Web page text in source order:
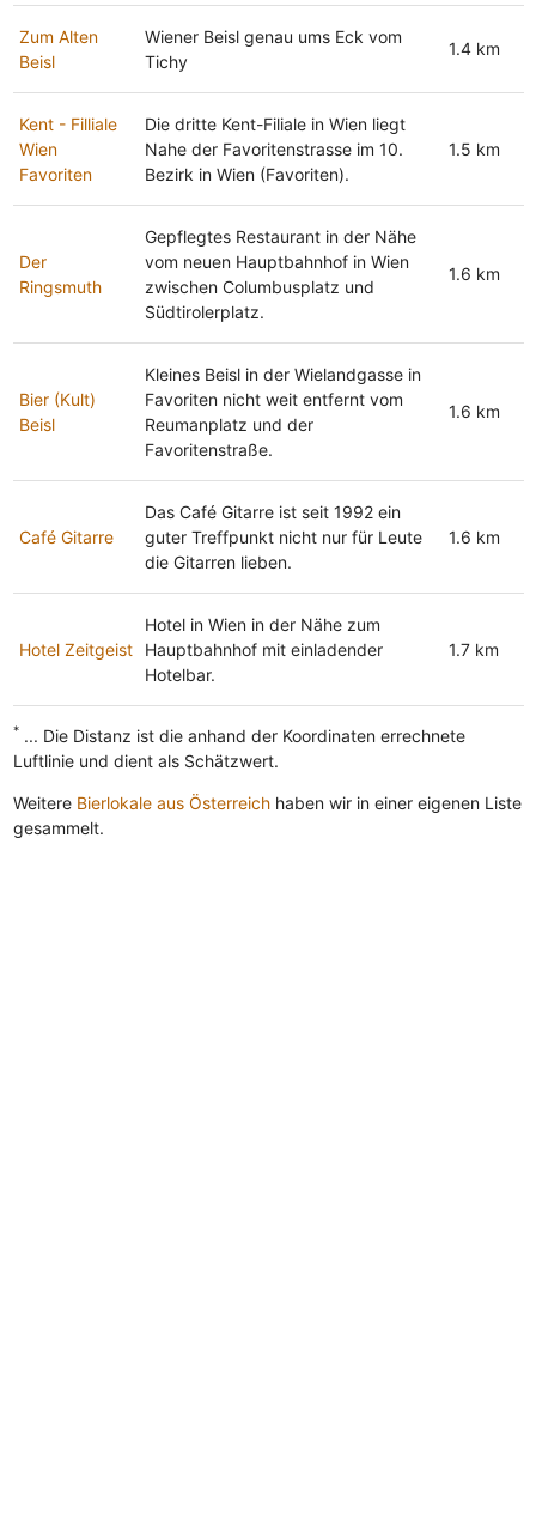
Zum Alten
Beisl
Wiener Beisl genau ums Eck vom
Tichy
1.4 km
Kent - Filliale
Wien
Favoriten
Die dritte Kent-Filiale in Wien liegt
Nahe der Favoritenstrasse im 10.
Bezirk in Wien (Favoriten).
1.5 km
Der
Ringsmuth
Gepflegtes Restaurant in der Nähe
vom neuen Hauptbahnhof in Wien
zwischen Columbusplatz und
Südtirolerplatz.
1.6 km
Bier (Kult)
Beisl
Kleines Beisl in der Wielandgasse in
Favoriten nicht weit entfernt vom
Reumanplatz und der
Favoritenstraße.
1.6 km
Café Gitarre
Das Café Gitarre ist seit 1992 ein
guter Treffpunkt nicht nur für Leute
die Gitarren lieben.
1.6 km
Hotel Zeitgeist
Hotel in Wien in der Nähe zum
Hauptbahnhof mit einladender
Hotelbar.
1.7 km
*... Die Distanz ist die anhand der Koordinaten errechnete
Luftlinie und dient als Schätzwert.
Weitere Bierlokale aus Österreichhaben wir in einer eigenen Liste
gesammelt.